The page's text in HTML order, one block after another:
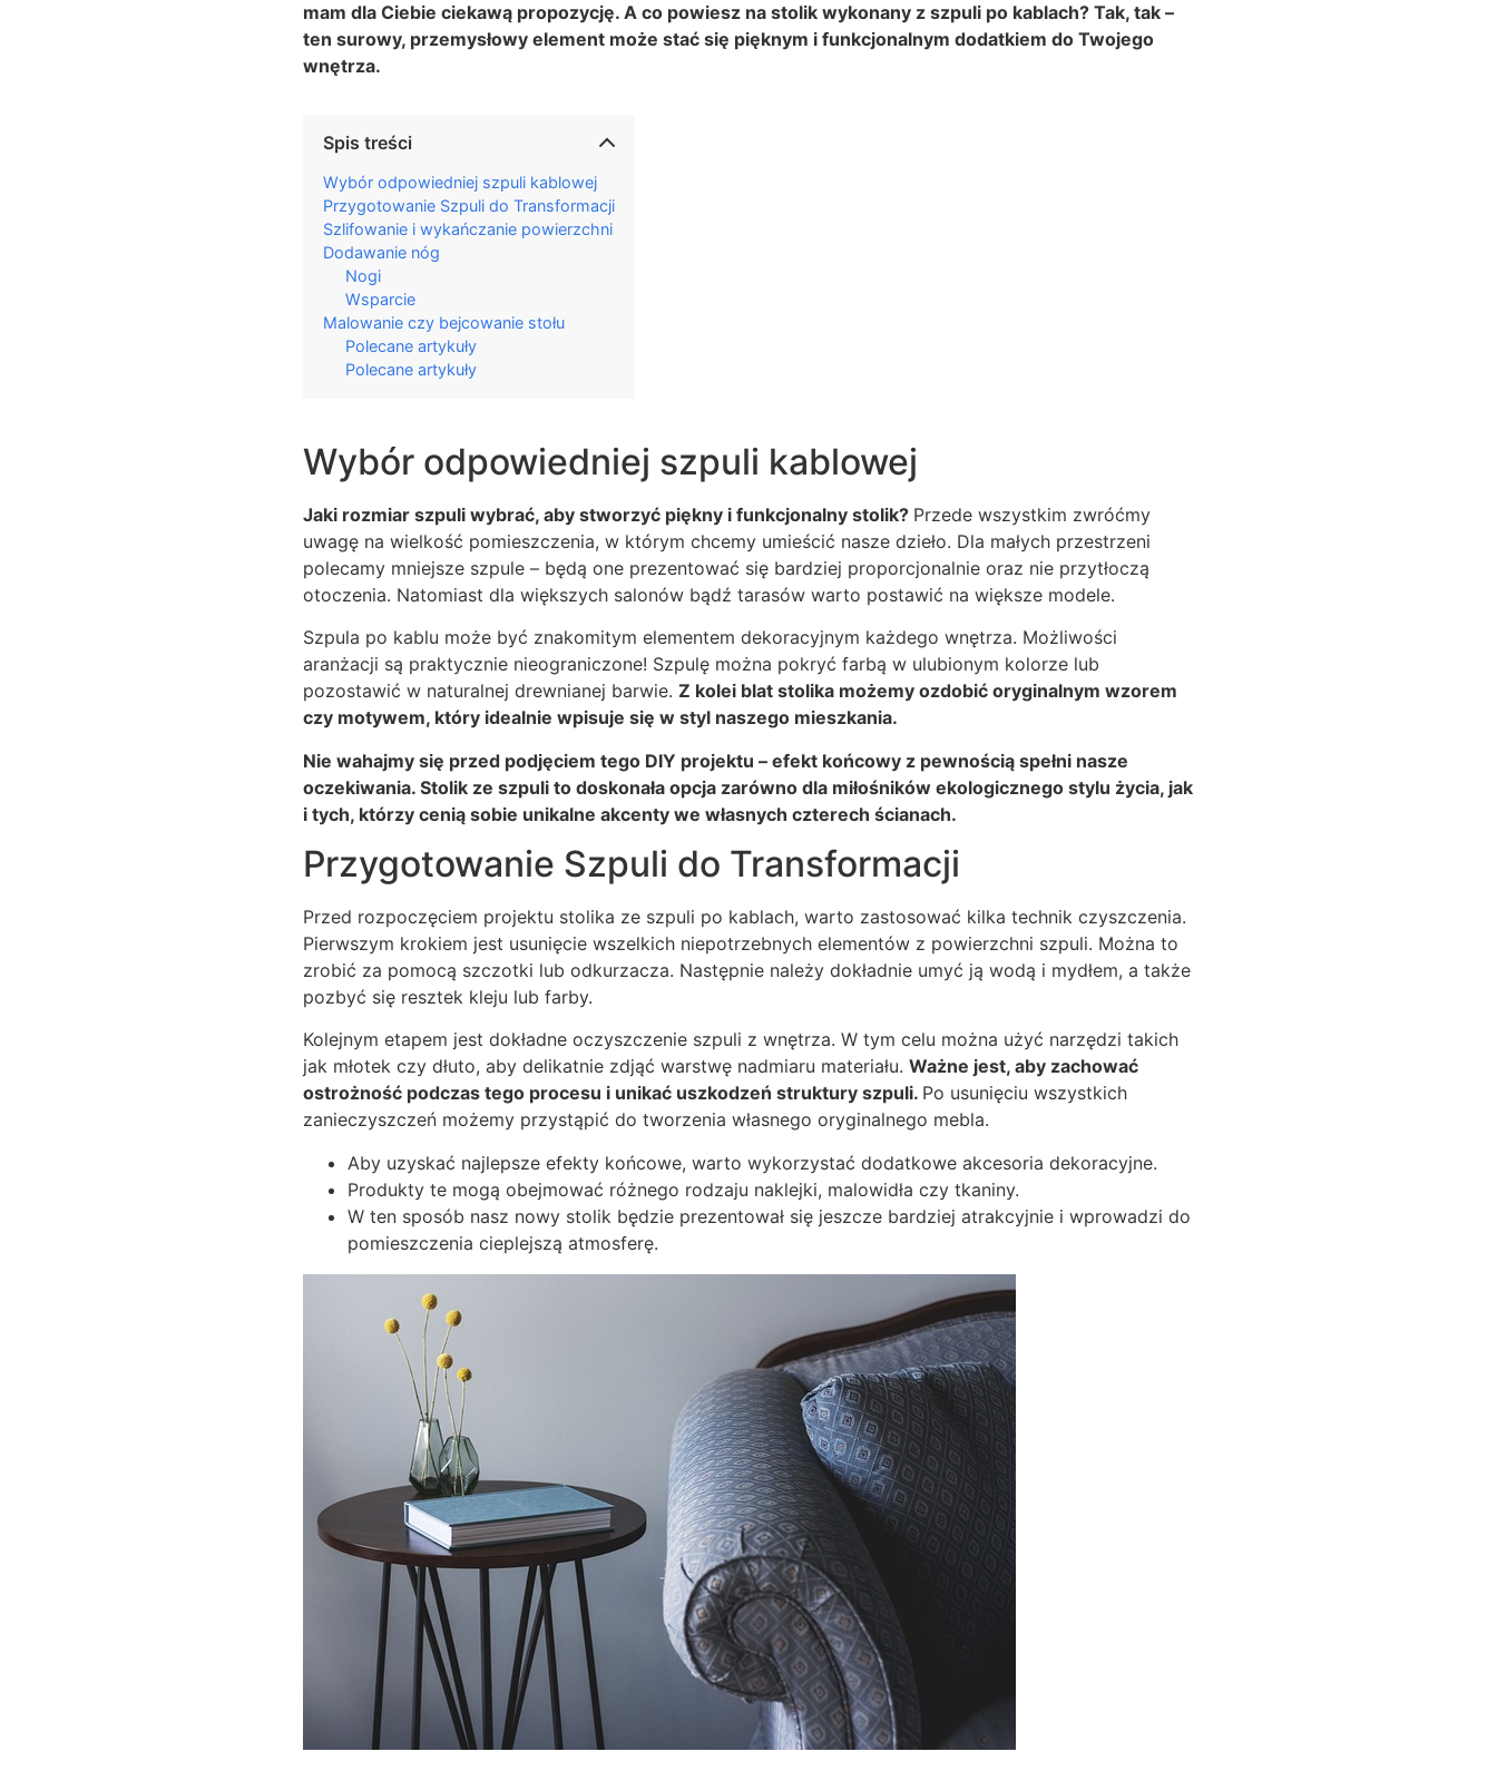
mam dla Ciebie ciekawą propozycję. A co powiesz na stolik wykonany z szpuli po kablach? Tak, tak –
ten surowy, przemysłowy element może stać się pięknym i funkcjonalnym dodatkiem do Twojego
wnętrza.
Spis treści
Wybór odpowiedniej szpuli kablowej
Przygotowanie Szpuli do Transformacji
Szlifowanie i wykańczanie powierzchni
Dodawanie nóg
Nogi
Wsparcie
Malowanie czy bejcowanie stołu
Polecane artykuły
Polecane artykuły
Wybór odpowiedniej szpuli kablowej
Jaki rozmiar szpuli wybrać, aby stworzyć piękny i funkcjonalny stolik? Przede wszystkim zwróćmy
uwagę na wielkość pomieszczenia, w którym chcemy umieścić nasze dzieło. Dla małych przestrzeni
polecamy mniejsze szpule – będą one prezentować się bardziej proporcjonalnie oraz nie przytłoczą
otoczenia. Natomiast dla większych salonów bądź tarasów warto postawić na większe modele.
Szpula po kablu może być znakomitym elementem dekoracyjnym każdego wnętrza. Możliwości
aranżacji są praktycznie nieograniczone! Szpulę można pokryć farbą w ulubionym kolorze lub
pozostawić w naturalnej drewnianej barwie. Z kolei blat stolika możemy ozdobić oryginalnym wzorem
czy motywem, który idealnie wpisuje się w styl naszego mieszkania.
Nie wahajmy się przed podjęciem tego DIY projektu – efekt końcowy z pewnością spełni nasze
oczekiwania. Stolik ze szpuli to doskonała opcja zarówno dla miłośników ekologicznego stylu życia, jak
i tych, którzy cenią sobie unikalne akcenty we własnych czterech ścianach.
Przygotowanie Szpuli do Transformacji
Przed rozpoczęciem projektu stolika ze szpuli po kablach, warto zastosować kilka technik czyszczenia.
Pierwszym krokiem jest usunięcie wszelkich niepotrzebnych elementów z powierzchni szpuli. Można to
zrobić za pomocą szczotki lub odkurzacza. Następnie należy dokładnie umyć ją wodą i mydłem, a także
pozbyć się resztek kleju lub farby.
Kolejnym etapem jest dokładne oczyszczenie szpuli z wnętrza. W tym celu można użyć narzędzi takich
jak młotek czy dłuto, aby delikatnie zdjąć warstwę nadmiaru materiału. Ważne jest, aby zachować
ostrożność podczas tego procesu i unikać uszkodzeń struktury szpuli. Po usunięciu wszystkich
zanieczyszczeń możemy przystąpić do tworzenia własnego oryginalnego mebla.
Aby uzyskać najlepsze efekty końcowe, warto wykorzystać dodatkowe akcesoria dekoracyjne.
Produkty te mogą obejmować różnego rodzaju naklejki, malowidła czy tkaniny.
W ten sposób nasz nowy stolik będzie prezentował się jeszcze bardziej atrakcyjnie i wprowadzi do
pomieszczenia cieplejszą atmosferę.